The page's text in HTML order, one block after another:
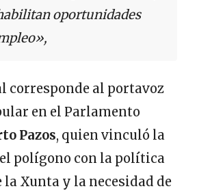
oportunidades
corresponde al portavoz
en el Parlamento
Pazos, quien vinculó la
polígono con la política
la Xunta y la necesidad de